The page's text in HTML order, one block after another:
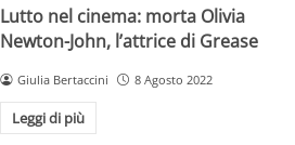
Lutto nel cinema: morta Olivia
Newton-John, l’attrice di Grease
Giulia Bertaccini 8 Agosto 2022
Leggi di più